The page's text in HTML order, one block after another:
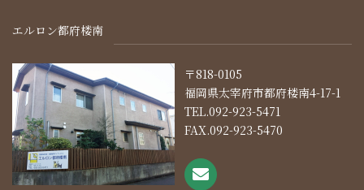
エルロン都府楼南
〒818-0105
福岡県太宰府市都府楼南4-17-1
TEL.092-923-5471
FAX.092-923-5470